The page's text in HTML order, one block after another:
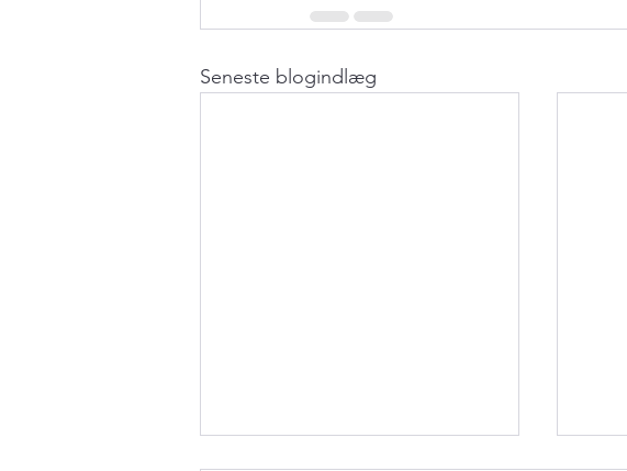
Seneste blogindlæg